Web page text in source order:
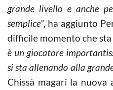
grande livello e anche
semplice”, ha aggiunto
difficile momento che
è un giocatore
si sta allenando alla
Chissà magari la nuova